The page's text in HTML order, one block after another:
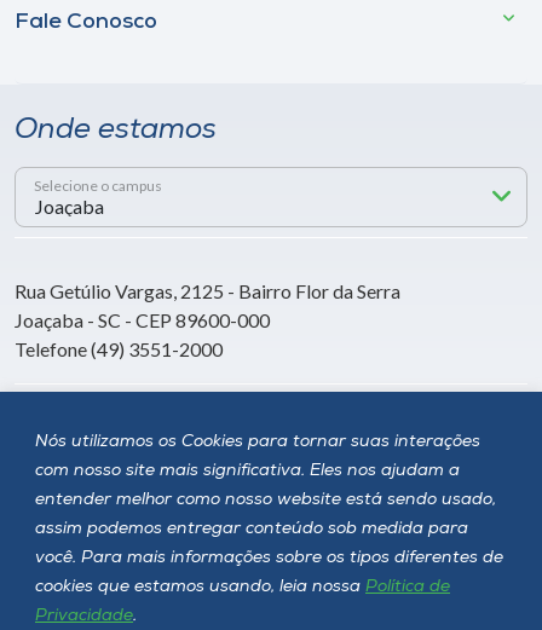
Nós utilizamos os Cookies para tornar suas interações
com nosso site mais significativa. Eles nos ajudam a
entender melhor como nosso website está sendo usado,
assim podemos entregar conteúdo sob medida para
você. Para mais informações sobre os tipos diferentes de
cookies que estamos usando, leia nossa Política de
Privacidade.
Fale Conosco
Onde estamos
Selecione o campus
Rua Getúlio Vargas, 2125 - Bairro Flor da Serra
Joaçaba - SC - CEP 89600-000
Telefone (49) 3551-2000
Siga a Unoesc